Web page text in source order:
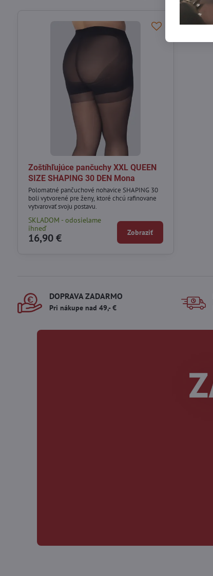
Zoštíhľujúce pančuchy XXL QUEEN
SIZE SHAPING 30 DEN Mona
Polomatné pančuchové nohavice SHAPING 30
boli vytvorené pre ženy, ktoré chcú rafinovane
vytvarovať svoju postavu.
SKLADOM - odosielame
ihneď
16,90 € Zobraziť
DOPRAVA ZADARMO
Pri nákupe nad 49,- €